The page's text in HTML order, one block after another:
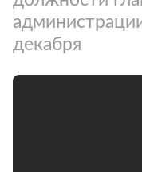
декабря